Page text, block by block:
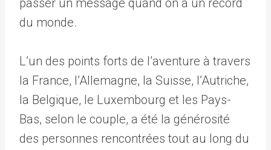
passer un message quand on a un record
du monde.
L’un des points forts de l’aventure à travers
la France, l’Allemagne, la Suisse, l’Autriche,
la Belgique, le Luxembourg et les Pays-
Bas, selon le couple, a été la générosité
des personnes rencontrées tout au long du